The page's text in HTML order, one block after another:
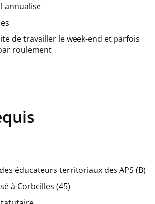
annualisé
de travailler le week-end et parfois
roulement
éducateurs territoriaux des APS (B)
à Corbeilles (45)